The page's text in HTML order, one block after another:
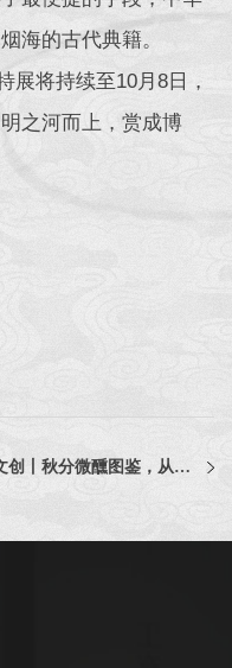
海的古代典籍。
展将持续至10月8日，
之河而上，赏成博
文创丨秋分微醺图鉴，从成都博物馆梅子酿开启（文末有奖!）